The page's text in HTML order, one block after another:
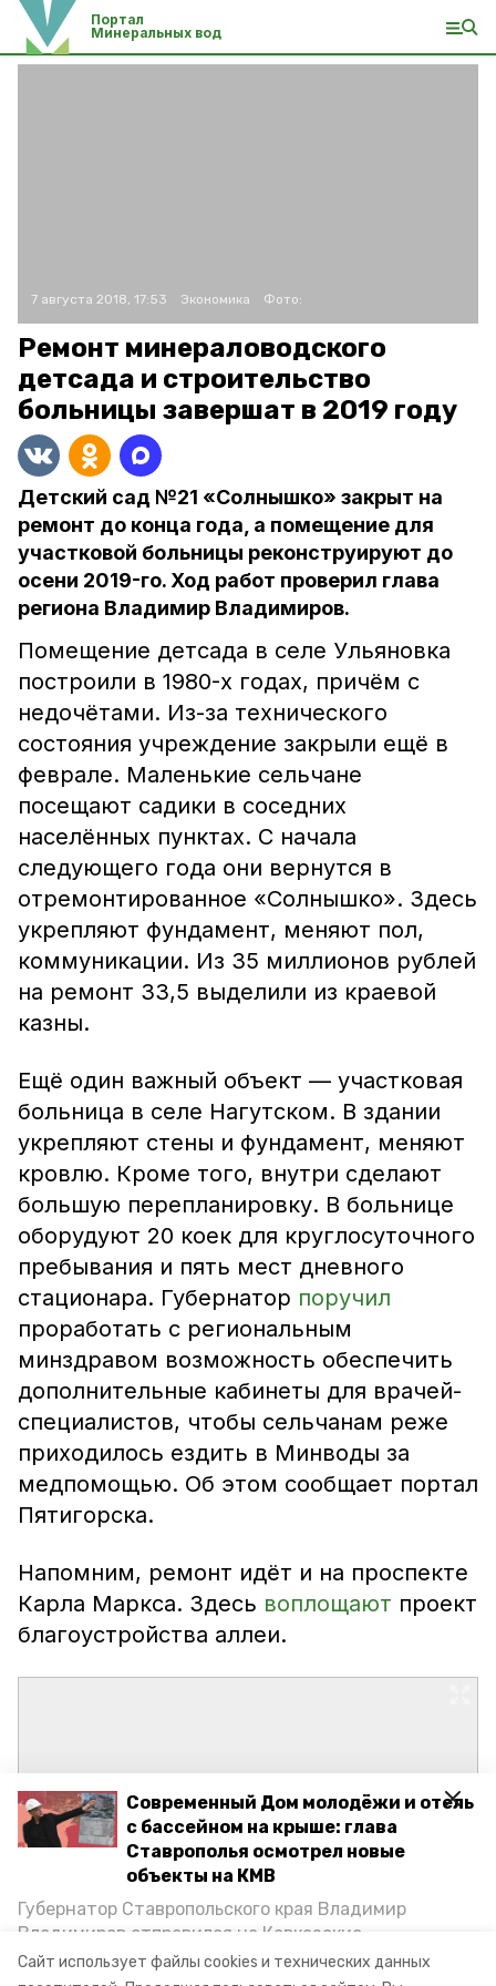
Сайт использует файлы cookies и технических данных
Современный Дом молодёжи и отель
с бассейном на крыше: глава
Ставрополья осмотрел новые
объекты на КМВ
Губернатор Ставропольского края Владимир
Владимиров отправился на Кавказские
Минеральные Воды, чтобы проинспектировать
Портал
Минеральных вод
7 августа 2018, 17:53 Экономика Фото:
Ремонт минераловодского
детсада и строительство
больницы завершат в 2019 году
Детский сад №21 «Солнышко» закрыт на
ремонт до конца года, а помещение для
участковой больницы реконструируют до
осени 2019-го. Ход работ проверил глава
региона Владимир Владимиров.
Помещение детсада в селе Ульяновка
построили в 1980-х годах, причём с
недочётами. Из-за технического
состояния учреждение закрыли ещё в
феврале. Маленькие сельчане
посещают садики в соседних
населённых пунктах. С начала
следующего года они вернутся в
отремонтированное «Солнышко». Здесь
укрепляют фундамент, меняют пол,
коммуникации. Из 35 миллионов рублей
на ремонт 33,5 выделили из краевой
казны.
Ещё один важный объект — участковая
больница в селе Нагутском. В здании
укрепляют стены и фундамент, меняют
кровлю. Кроме того, внутри сделают
большую перепланировку. В больнице
оборудуют 20 коек для круглосуточного
пребывания и пять мест дневного
стационара. Губернатор поручил
проработать с региональным
минздравом возможность обеспечить
дополнительные кабинеты для врачей-
специалистов, чтобы сельчанам реже
приходилось ездить в Минводы за
медпомощью. Об этом сообщает портал
Пятигорска.
Напомним, ремонт идёт и на проспекте
Карла Маркса. Здесь воплощают проект
благоустройства аллеи.